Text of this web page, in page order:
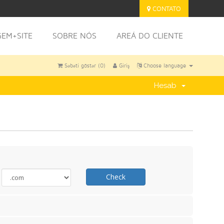
CONTATO
SOBRE NÓS AREÁ DO CLIENTE
Choose language
Giriş
Səbəti göstər (0)
Hesab
Check